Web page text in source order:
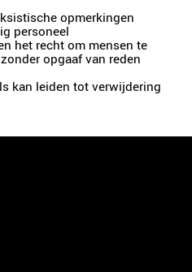
opmerkingen
personeel
het recht om mensen te
opgaaf van reden
kan leiden tot verwijdering